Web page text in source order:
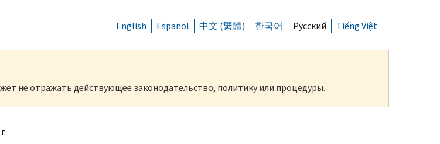
English Español 中文 (繁體) 한국어 Русский Tiếng Việt
не отражать действующее законодательство, политику или процедуры.